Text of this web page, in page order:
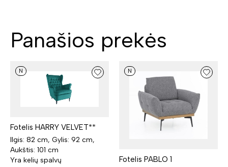
Panašios prekės
N
Fotelis HARRY VELVET**
Ilgis: 82 cm, Gylis: 92 cm,
Aukštis: 101 cm
Yra kelių spalvų
N
Fotelis PABLO 1